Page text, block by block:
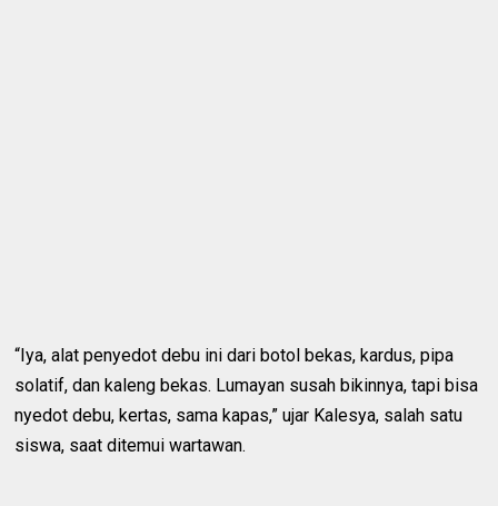
“Iya, alat penyedot debu ini dari botol bekas, kardus, pipa
solatif, dan kaleng bekas. Lumayan susah bikinnya, tapi bisa
nyedot debu, kertas, sama kapas,” ujar Kalesya, salah satu
siswa, saat ditemui wartawan.